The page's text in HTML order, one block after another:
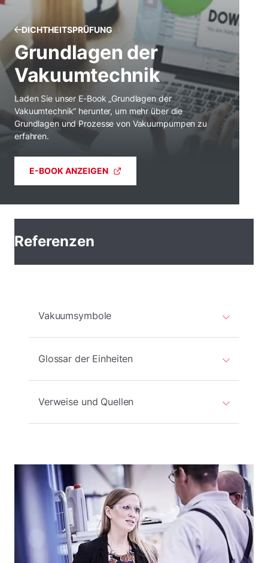
DICHTHEITSPRÜFUNG
Grundlagen der
Vakuumtechnik
Laden Sie unser E-Book „Grundlagen der
Vakuumtechnik“ herunter, um mehr über die
Grundlagen und Prozesse von Vakuumpumpen zu
erfahren.
E-BOOK ANZEIGEN
Referenzen
Vakuumsymbole
Glossar der Einheiten
Verweise und Quellen